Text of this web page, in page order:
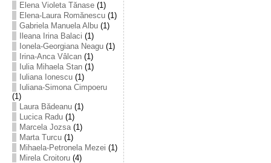
Elena Violeta Tănase(1)
Elena-Laura Romănescu(1)
Gabriela Manuela Albu(1)
Ileana Irina Balaci (1)
Ionela-Georgiana Neagu(1)
Irina-Anca Vâlcan(1)
Iulia Mihaela Stan(1)
Iuliana Ionescu(1)
Iuliana-Simona Cimpoeru
(1)
Laura Bădeanu(1)
Lucica Radu(1)
Marcela Jozsa(1)
Marta Turcu(1)
Mihaela-Petronela Mezei (1)
Mirela Croitoru(4)